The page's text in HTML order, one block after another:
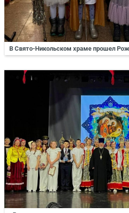
В Свято-Никольском храме прошел